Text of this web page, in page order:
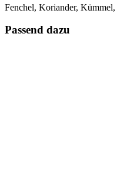
Fenchel, Koriander, Kümmel,
Passend dazu